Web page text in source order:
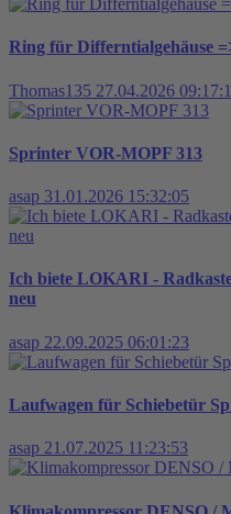
Ring für Differntialgehäuse
Thomas135 27.04.2026
Sprinter VOR-MOPF 313
asap 31.01.2026 15:32:05
Ich biete LOKARI -
neu
asap 22.09.2025 06:01:23
Laufwagen für Schiebetür
asap 21.07.2025 11:23:53